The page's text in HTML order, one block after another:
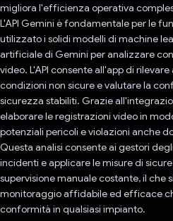
migliora l'efficienza operativa
L'API Gemini è fondamentale per le
utilizzato i solidi modelli di machine
artificiale di Gemini per analizzare
video. L'API consente all'app di
condizioni non sicure e valutare la
sicurezza stabiliti. Grazie
elaborare le registrazioni video in
potenziali pericoli e violazioni anche
Questa analisi consente ai gestori
incidenti e applicare le misure di
supervisione manuale costante, il che
monitoraggio affidabile ed efficace
conformità in qualsiasi impianto.